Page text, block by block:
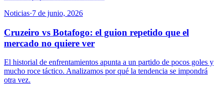
Noticias·7 de junio, 2026
Cruzeiro vs Botafogo: el guion repetido que el
mercado no quiere ver
El historial de enfrentamientos apunta a un partido de pocos goles y
mucho roce táctico. Analizamos por qué la tendencia se impondrá
otra vez.